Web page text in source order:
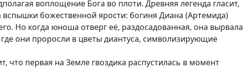
воплощение Бога во плоти. Древняя легенда гласит,
вспышки божественной ярости: богиня Диана (Артемида)
Но когда юноша отверг её, раздосадованная, она вырвала
они проросли в цветы диантуса, символизирующие
что первая на Земле гвоздика распустилась в момент